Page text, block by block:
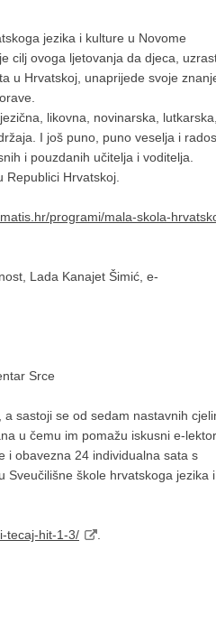
jezika i kulture u Novome
cilj ovoga ljetovanja da djeca,
u Hrvatskoj, unaprijede svoje
likovna, novinarska, lutkarska,
I još puno, puno veselja i
i pouzdanih učitelja i voditelja.
Republici Hrvatskoj.
programi/mala-skola-
Lada Kanajet Šimić, e-
Srce
sastoji se od sedam nastavnih
u čemu im pomažu iskusni e-
i obavezna 24 individualna sata s
Sveučilišne škole hrvatskoga jezika
tecaj-hit-1-3/ .